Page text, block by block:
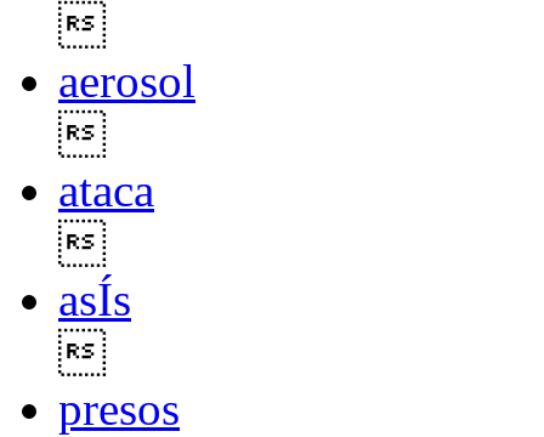
aerosol
ataca
asÍs
presos